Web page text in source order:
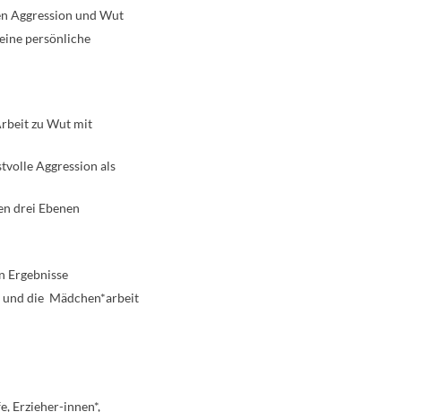
Aggression und Wut
persönliche
zu Wut mit
Aggression als
drei Ebenen
Ergebnisse
die Mädchen*arbeit
Erzieher-innen*,